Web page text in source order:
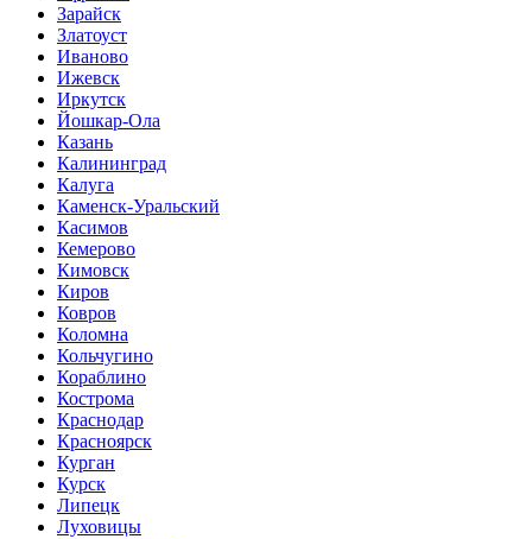
Зарайск
Златоуст
Иваново
Ижевск
Иркутск
Йошкар-Ола
Казань
Калининград
Калуга
Каменск-Уральский
Касимов
Кемерово
Кимовск
Киров
Ковров
Коломна
Кольчугино
Кораблино
Кострома
Краснодар
Красноярск
Курган
Курск
Липецк
Луховицы